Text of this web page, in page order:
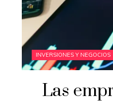
INVERSIONES Y NEGOCIOS
Las